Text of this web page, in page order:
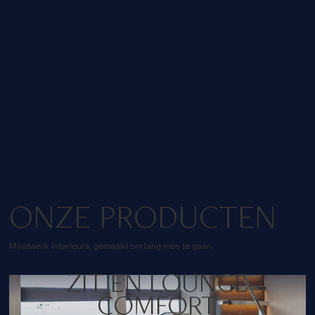
ONZE PRODUCTEN
Maatwerk interieurs, gemaakt om lang mee te gaan.
ZIT EN LOUNGE
COMFORT